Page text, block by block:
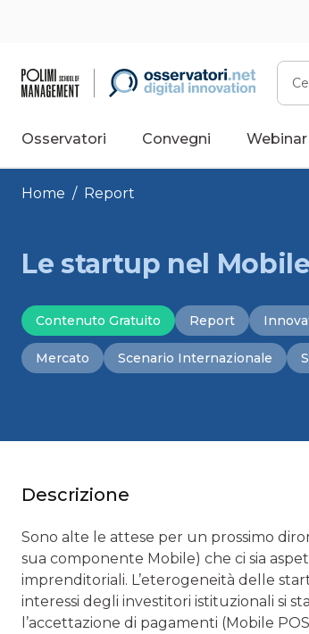
Cerca
Osservatori Convegni Webinar
Home / Report
Le startup nel
Contenuto Gratuito Report
Mercato Scenario Internazionale
Descrizione
Sono alte le attese per un prossimo
sua componente Mobile) che ci sia
imprenditoriali. L’eterogeneità delle
interessi degli investitori istituzionali si
l’accettazione di pagamenti (Mobile